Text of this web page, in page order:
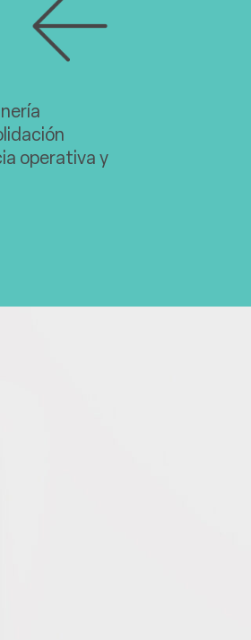
operativa y